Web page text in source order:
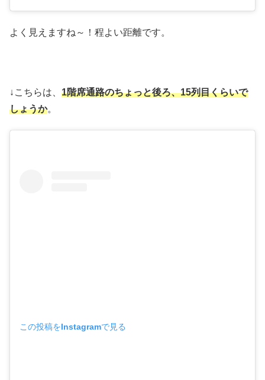
よく見えますね～！程よい距離です。
↓こちらは、 1階席通路のちょっと後ろ、15列目くらいで
しょうか。
この投稿をInstagramで見る